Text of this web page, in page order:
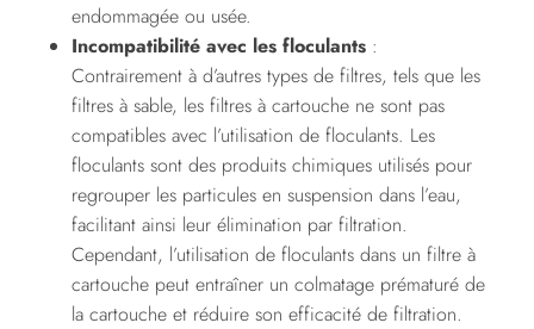
endommagée ou usée.
Incompatibilité avec les floculants :
Contrairement à d’autres types de filtres, tels que les
filtres à sable, les filtres à cartouche ne sont pas
compatibles avec l’utilisation de floculants. Les
floculants sont des produits chimiques utilisés pour
regrouper les particules en suspension dans l’eau,
facilitant ainsi leur élimination par filtration.
Cependant, l’utilisation de floculants dans un filtre à
cartouche peut entraîner un colmatage prématuré de
la cartouche et réduire son efficacité de filtration.